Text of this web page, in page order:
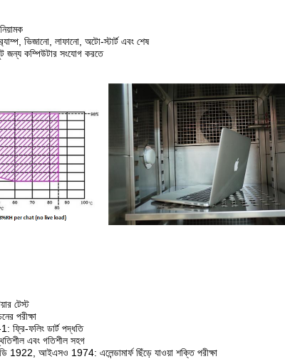
ভিজানো, লাফানো, অটো-স্টার্ট এবং শেষ
কম্পিউটার সংযোগ করতে
টেস্ট
পরীক্ষা
ফলিং ডার্ট পদ্ধতি
এবং গতিশীল সহগ
আইএসও 1974: এলেন্ডামার্ফ ছিঁড়ে যাওয়া শক্তি পরীক্ষা